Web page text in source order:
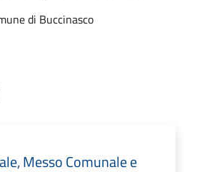
di Buccinasco
Messo Comunale e